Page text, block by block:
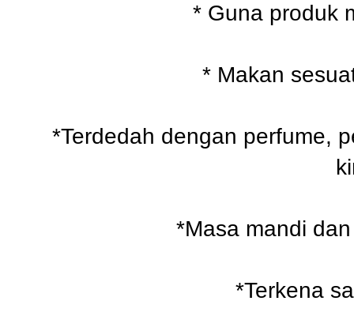
* Guna produk
* Makan
*Terdedah dengan perfume,
*Masa mandi
*Terkena